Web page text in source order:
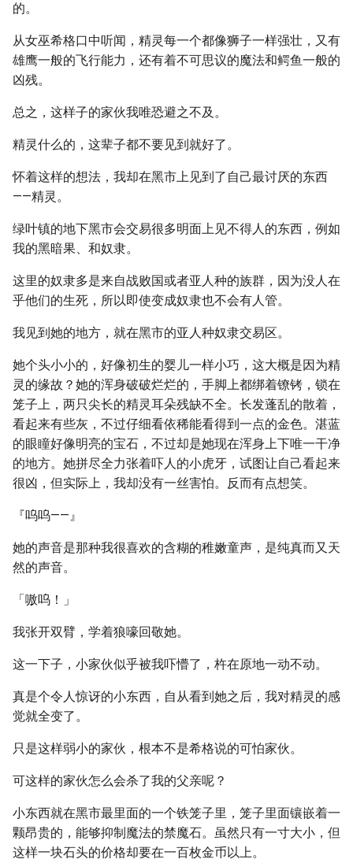
的。
从女巫希格口中听闻，精灵每一个都像狮子一样强壮，又有
雄鹰一般的飞行能力，还有着不可思议的魔法和鳄鱼一般的
凶残。
总之，这样子的家伙我唯恐避之不及。
精灵什么的，这辈子都不要见到就好了。
怀着这样的想法，我却在黑市上见到了自己最讨厌的东西
——精灵。
绿叶镇的地下黑市会交易很多明面上见不得人的东西，例如
我的黑暗果、和奴隶。
这里的奴隶多是来自战败国或者亚人种的族群，因为没人在
乎他们的生死，所以即使变成奴隶也不会有人管。
我见到她的地方，就在黑市的亚人种奴隶交易区。
她个头小小的，好像初生的婴儿一样小巧，这大概是因为精
灵的缘故？她的浑身破破烂烂的，手脚上都绑着镣铐，锁在
笼子上，两只尖长的精灵耳朵残缺不全。长发蓬乱的散着，
看起来有些灰，不过仔细看依稀能看得到一点的金色。湛蓝
的眼瞳好像明亮的宝石，不过却是她现在浑身上下唯一干净
的地方。她拼尽全力张着吓人的小虎牙，试图让自己看起来
很凶，但实际上，我却没有一丝害怕。反而有点想笑。
『呜呜——』
她的声音是那种我很喜欢的含糊的稚嫩童声，是纯真而又天
然的声音。
「嗷呜！」
我张开双臂，学着狼嚎回敬她。
这一下子，小家伙似乎被我吓懵了，杵在原地一动不动。
真是个令人惊讶的小东西，自从看到她之后，我对精灵的感
觉就全变了。
只是这样弱小的家伙，根本不是希格说的可怕家伙。
可这样的家伙怎么会杀了我的父亲呢？
小东西就在黑市最里面的一个铁笼子里，笼子里面镶嵌着一
颗昂贵的，能够抑制魔法的禁魔石。虽然只有一寸大小，但
这样一块石头的价格却要在一百枚金币以上。